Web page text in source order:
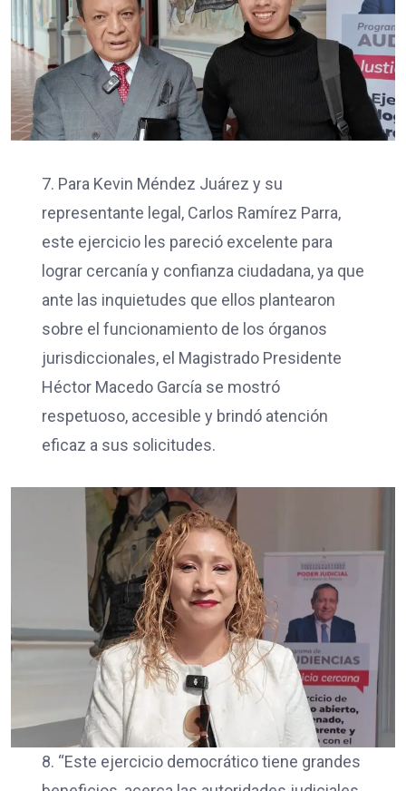
7. Para Kevin Méndez Juárez y su
representante legal, Carlos Ramírez Parra,
este ejercicio les pareció excelente para
lograr cercanía y confianza ciudadana, ya que
ante las inquietudes que ellos plantearon
sobre el funcionamiento de los órganos
jurisdiccionales, el Magistrado Presidente
Héctor Macedo García se mostró
respetuoso, accesible y brindó atención
eficaz a sus solicitudes.
8. “Este ejercicio democrático tiene grandes